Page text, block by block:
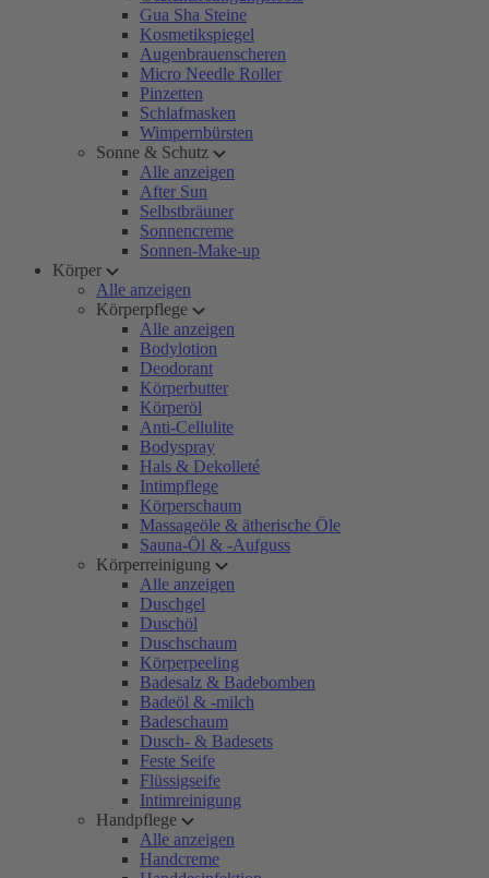
Gua Sha Steine
Kosmetikspiegel
Augenbrauenscheren
Micro Needle Roller
Pinzetten
Schlafmasken
Wimpernbürsten
Sonne & Schutz
Alle anzeigen
After Sun
Selbstbräuner
Sonnencreme
Sonnen-Make-up
Körper
Alle anzeigen
Körperpflege
Alle anzeigen
Bodylotion
Deodorant
Körperbutter
Körperöl
Anti-Cellulite
Bodyspray
Hals & Dekolleté
Intimpflege
Körperschaum
Massageöle & ätherische Öle
Sauna-Öl & -Aufguss
Körperreinigung
Alle anzeigen
Duschgel
Duschöl
Duschschaum
Körperpeeling
Badesalz & Badebomben
Badeöl & -milch
Badeschaum
Dusch- & Badesets
Feste Seife
Flüssigseife
Intimreinigung
Handpflege
Alle anzeigen
Handcreme